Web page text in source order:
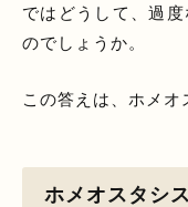
ではどうして、過
のでしょうか。
この答えは、ホメオ
ホメオスタシ